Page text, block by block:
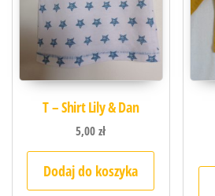
T – Shirt Lily & Dan
5,00zł
Dodaj do koszyka